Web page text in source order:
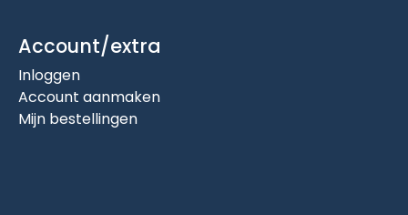
Account/extra
Inloggen
Account aanmaken
Mijn bestellingen